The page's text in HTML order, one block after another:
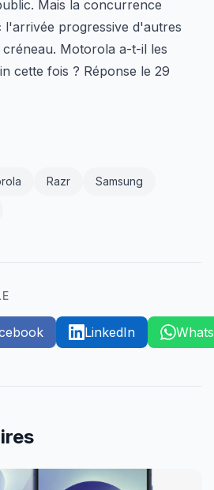
Mais la concurrence
l'arrivée progressive d'autres
Motorola a-t-il les
cette fois ? Réponse le 29
Razr Samsung
LinkedIn